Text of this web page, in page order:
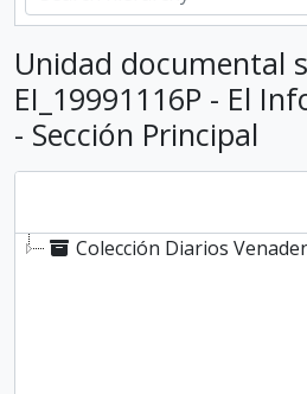
Unidad documental
EI_19991116P - El
- Sección Principal
Colección Diarios